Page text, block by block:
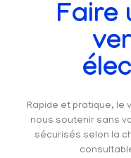
Faire
Rapide et pratique, le
nous soutenir sans
sécurisés selon la